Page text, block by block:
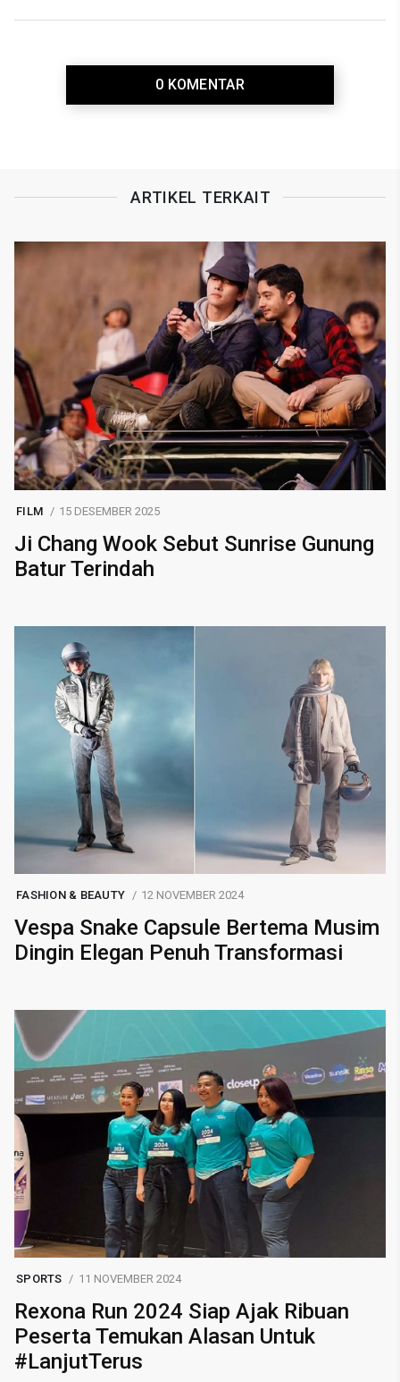
0 KOMENTAR
ARTIKEL TERKAIT
FILM 15 DESEMBER 2025
Ji Chang Wook Sebut Sunrise Gunung
Batur Terindah
FASHION & BEAUTY 12 NOVEMBER 2024
Vespa Snake Capsule Bertema Musim
Dingin Elegan Penuh Transformasi
SPORTS 11 NOVEMBER 2024
Rexona Run 2024 Siap Ajak Ribuan
Peserta Temukan Alasan Untuk
#LanjutTerus